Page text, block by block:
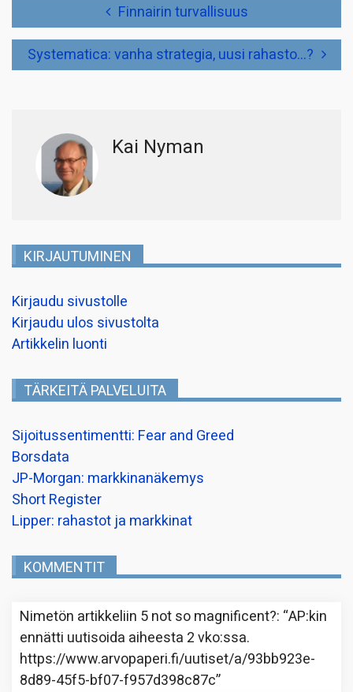
Finnairin turvallisuus
Systematica: vanha strategia, uusi rahasto…?
Kai Nyman
KIRJAUTUMINEN
Kirjaudu sivustolle
Kirjaudu ulos sivustolta
Artikkelin luonti
TÄRKEITÄ PALVELUITA
Sijoitussentimentti: Fear and Greed
Borsdata
JP-Morgan: markkinanäkemys
Short Register
Lipper: rahastot ja markkinat
KOMMENTIT
Nimetön artikkeliin 5 not so magnificent?: “AP:kin
ennätti uutisoida aiheesta 2 vko:ssa.
https://www.arvopaperi.fi/uutiset/a/93bb923e-
8d89-45f5-bf07-f957d398c87c”